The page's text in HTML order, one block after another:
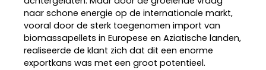
naar schone energie op de internationale markt,
vooral door de sterk toegenomen import van
biomassapellets in Europese en Aziatische landen,
realiseerde de klant zich dat dit een enorme
exportkans was met een groot potentieel.